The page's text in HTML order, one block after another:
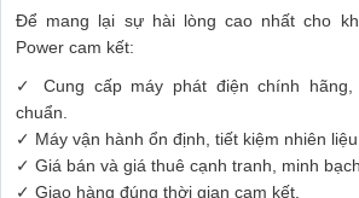
Để mang lại sự hài lòng cao nhất cho
Power cam kết:
✓ Cung cấp máy phát điện chính hãng,
chuẩn.
✓ Máy vận hành ổn định, tiết kiệm nhiên
✓ Giá bán và giá thuê cạnh tranh, minh
✓ Giao hàng đúng thời gian cam kết.